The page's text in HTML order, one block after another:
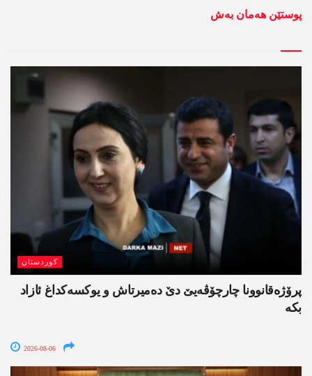
پوستێن ھەمان بەش
کوردستان
پرۆژەقانوونا چارچۆڤەیێ دێ دەمیرتاش و یوکسەکداغ ئازاد
بکە
2026-08-06